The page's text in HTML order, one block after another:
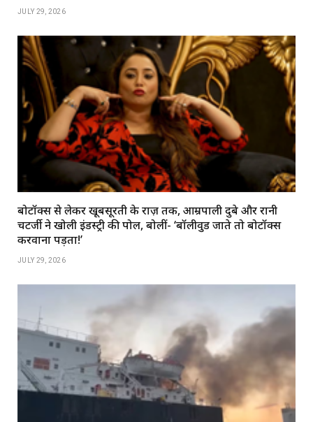
JULY 29, 2026
बोटॉक्स से लेकर खूबसूरती के राज़ तक, आम्रपाली दुबे और रानी
चटर्जी ने खोली इंडस्ट्री की पोल, बोलीं- ‘बॉलीवुड जाते तो बोटॉक्स
करवाना पड़ता!’
JULY 29, 2026